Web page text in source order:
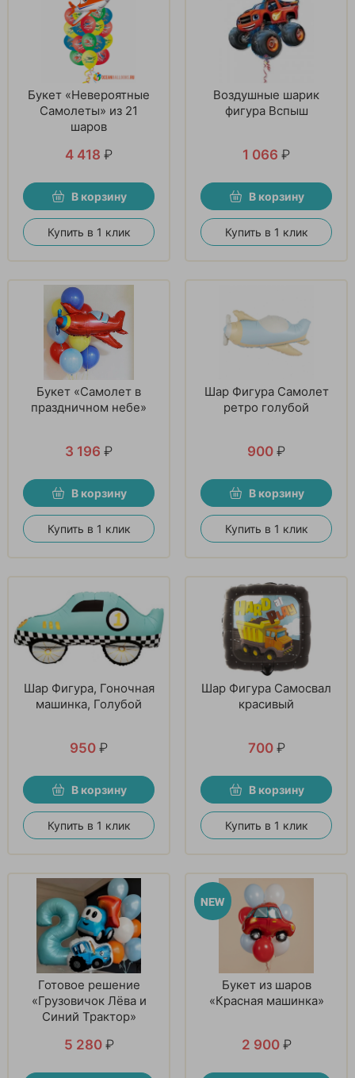
Букет «Невероятные
Самолеты» из 21
шаров
4 418 ₽
В корзину
Купить в 1 клик
Воздушные шарик
фигура Вспыш
1 066 ₽
В корзину
Купить в 1 клик
Букет «Самолет в
праздничном небе»
3 196 ₽
В корзину
Купить в 1 клик
Шар Фигура Самолет
ретро голубой
900 ₽
В корзину
Купить в 1 клик
Шар Фигура, Гоночная
машинка, Голубой
950 ₽
В корзину
Купить в 1 клик
Шар Фигура Самосвал
красивый
700 ₽
В корзину
Купить в 1 клик
Готовое решение
«Грузовичок Лёва и
Синий Трактор»
5 280 ₽
Букет из шаров
«Красная машинка»
2 900 ₽